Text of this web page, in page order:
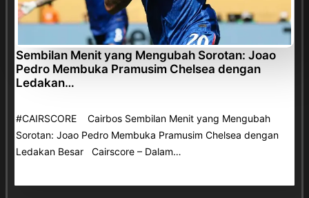
Sembilan Menit yang Mengubah Sorotan: Joao
Pedro Membuka Pramusim Chelsea dengan
Ledakan…
#CAIRSCORE Cairbos Sembilan Menit yang Mengubah
Sorotan: Joao Pedro Membuka Pramusim Chelsea dengan
Ledakan Besar Cairscore – Dalam…